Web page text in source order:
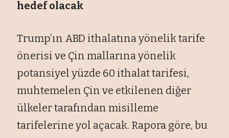
hedef olacak
Trump’ın ABD ithalatına yönelik tarife
önerisi ve Çin mallarına yönelik
potansiyel yüzde 60 ithalat tarifesi,
muhtemelen Çin ve etkilenen diğer
ülkeler tarafından misilleme
tarifelerine yol açacak. Rapora göre, bu